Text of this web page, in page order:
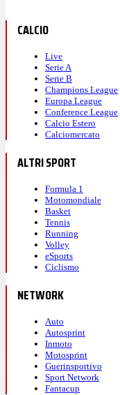
CALCIO
Live
Serie A
Serie B
Champions League
Europa League
Conference League
Calcio Estero
Calciomercato
ALTRI SPORT
Formula 1
Motomondiale
Basket
Tennis
Running
Volley
eSports
Ciclismo
NETWORK
Auto
Autosprint
Inmoto
Motosprint
Guerinsportivo
Sport Network
Fantacup